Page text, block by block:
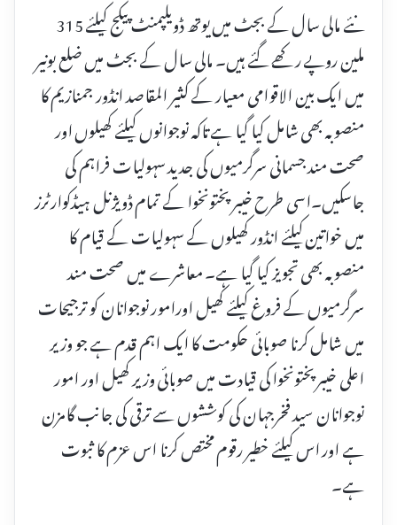
نئے مالی سال کے بجٹ میں یوتھ ڈویلپمنٹ پیکج کیلئے 315
ملین روپے رکھے گئے ہیں۔ مالی سال کے بجٹ میں ضلع بونیر
میں ایک بین الاقوامی معیار کے کثیر المقاصد انڈور جمنازیم کا
منصوبہ بھی شامل کیا گیا ہے تاکہ نوجوانوں کیلئے کھیلوں اور
صحت مند جسمانی سرگرمیوں کی جدید سہولیات فراہم کی
جاسکیں۔اسی طرح خیبر پختونخوا کے تمام ڈویژنل ہیڈکوارٹرز
میں خواتین کیلئے انڈور کھیلوں کے سہولیات کے قیام کا
منصوبہ بھی تجویز کیا گیا ہے۔ معاشرے میں صحت مند
سرگرمیوں کے فروغ کیلئے کھیل اورامور نوجوانان کو ترجیحات
میں شامل کرنا صوبائی حکومت کا ایک اہم قدم ہے جو وزیر
اعلی خیبرپختونخوا کی قیادت میں صوبائی وزیر کھیل اور امور
نوجوانان سید فخرجہان کی کوششوں سے ترقی کی جانب گامزن
ہے اور اس کیلئے خطیر رقوم مختص کرنا اس عزم کا ثبوت
ہے۔